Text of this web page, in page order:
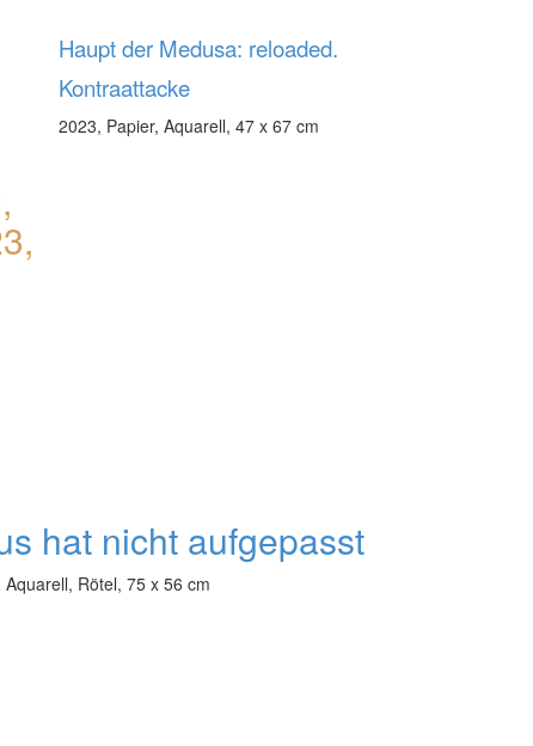
Haupt der Medusa: reloaded.
Kontraattacke
2023, Papier, Aquarell, 47 x 67 cm
hat nicht aufgepasst
Rötel, 75 x 56 cm